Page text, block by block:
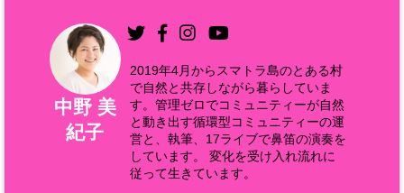
中野 美
紀子
2019年4月からスマトラ島のとある村
で自然と共存しながら暮らしていま
す。管理ゼロでコミュニティーが自然
と動き出す循環型コミュニティーの運
営と、執筆、17ライブで鼻笛の演奏を
しています。 変化を受け入れ流れに
従って生きています。